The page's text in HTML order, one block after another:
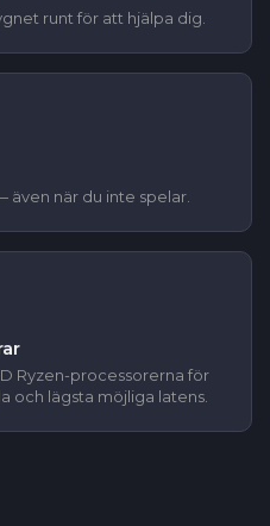
runt för att hjälpa dig.
när du inte spelar.
Ryzen-processorerna för
och lägsta möjliga latens.